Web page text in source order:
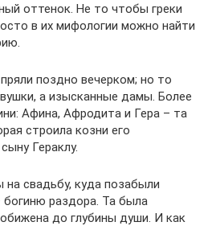
оттенок. Не то чтобы греки
в их мифологии можно найти
поздно вечерком; но то
а изысканные дамы. Более
Афина, Афродита и Гера – та
строила козни его
Гераклу.
свадьбу, куда позабыли
раздора. Та была
до глубины души. И как